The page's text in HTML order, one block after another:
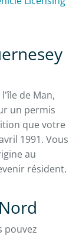
l'île de Man,
un permis
que votre
1991. Vous
au
résident.
pouvez